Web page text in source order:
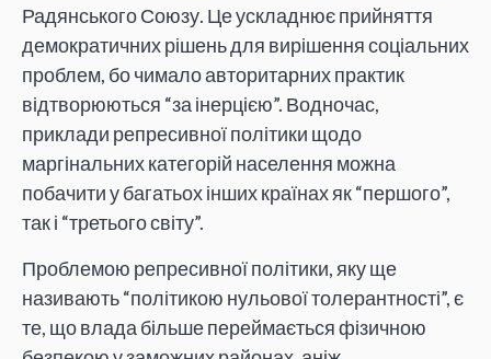
Радянського Союзу. Це ускладнює прийняття
демократичних рішень для вирішення соціальних
проблем, бо чимало авторитарних практик
відтворюються “за інерцією”. Водночас,
приклади репресивної політики щодо
маргінальних категорій населення можна
побачити у багатьох інших країнах як “першого”,
так і “третього світу”.
Проблемою репресивної політики, яку ще
називають “політикою нульової толерантності”, є
те, що влада більше переймається фізичною